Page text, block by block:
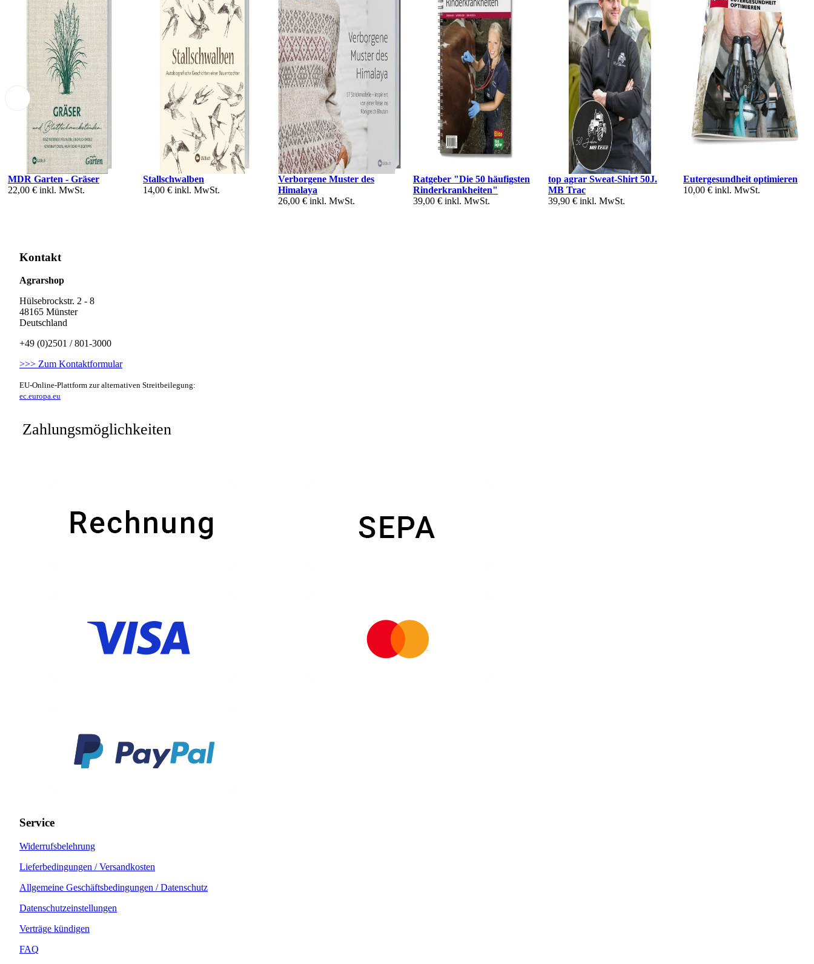
MDR Garten - Gräser
22,00 € inkl. MwSt.
Stallschwalben
14,00 € inkl. MwSt.
Verborgene Muster des
Himalaya
26,00 € inkl. MwSt.
Ratgeber "Die 50 häufigsten
Rinderkrankheiten"
39,00 € inkl. MwSt.
top agrar Sweat-Shirt 50J.
MB Trac
39,90 € inkl. MwSt.
Eutergesundheit optimieren
10,00 € inkl. MwSt.
Kontakt
Agrarshop
Hülsebrockstr. 2 - 8
48165 Münster
Deutschland
+49 (0)2501 / 801-3000
>>> Zum Kontaktformular
EU-Online-Plattform zur alternativen Streitbeilegung:
ec.europa.eu
Zahlungsmöglichkeiten
Service
Widerrufsbelehrung
Lieferbedingungen / Versandkosten
Allgemeine Geschäftsbedingungen / Datenschutz
Datenschutzeinstellungen
Verträge kündigen
FAQ